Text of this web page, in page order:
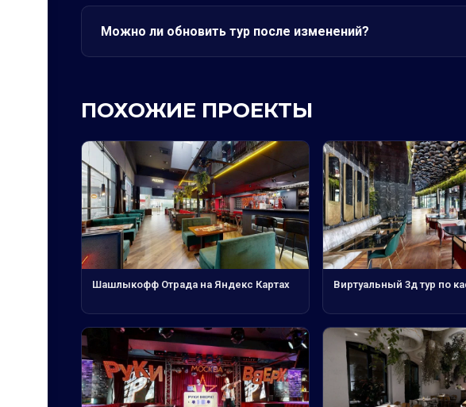
Можно ли обновить тур после изменений?
ПОХОЖИЕ ПРОЕКТЫ
Шашлыкофф Отрада на Яндекс Картах Виртуальный 3д тур по